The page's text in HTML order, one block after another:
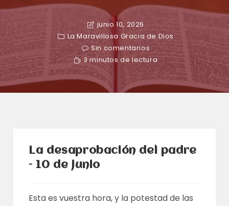
junio 10, 2026
La Maravillosa Gracia de Dios
Sin comentarios
3 minutos de lectura
La desaprobación del padre
– 10 de junio
Esta es vuestra hora, y la potestad de las